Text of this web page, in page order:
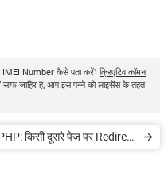
IMEI Number कैसे पता करें" क्रिएटिव कॉमन
जाहिर है, आप इस पन्ने को लाइसेंस के तहत
किसी दूसरे पेज पर Redirect